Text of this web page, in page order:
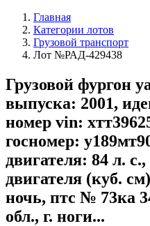
Главная
Категории лотов
Грузовой транспорт
Лот №РАД-429438
Грузовой фургон
выпуска: 2001,
номер vin:
госномер:
двигателя: 84 л.
двигателя (куб.
ночь, птс № 73ка
обл., г. ноги...